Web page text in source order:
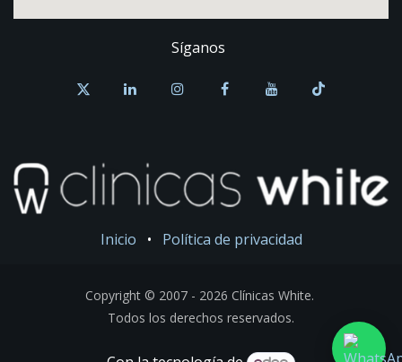
Síganos
Inicio • Política de privacidad
Copyright © 2007 - 2026 Clínicas White.
Todos los derechos reservados.